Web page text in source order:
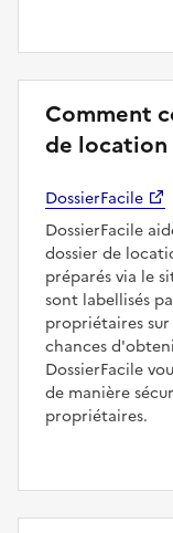
Comment
de location
DossierFacile
DossierFacile
dossier de
préparés via le
sont labellisés
propriétaires
chances
DossierFacile
de manière
propriétaires.